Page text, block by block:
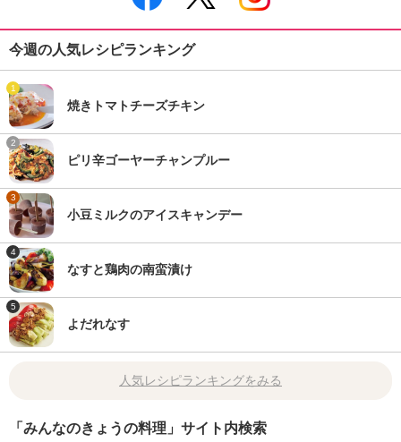
今週の人気レシピランキング
1
焼きトマトチーズチキン
2
ピリ辛ゴーヤーチャンプルー
3
小豆ミルクのアイスキャンデー
4
なすと鶏肉の南蛮漬け
5
よだれなす
人気レシピランキングをみる
「みんなのきょうの料理」サイト内検索